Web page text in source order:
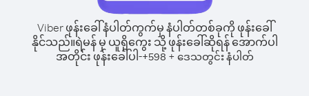
Viber ဖုန်းခေါ်နံပါတ်ကွက်မှ နံပါတ်တစ်ခုကို ဖုန်းခေါ်
နိုင်သည်။ရဲမန် မှ ယူရိုကွေး သို့ ဖုန်းခေါ်ဆိုရန် အောက်ပါ
အတိုင်း ဖုန်းခေါ်ပါ-+598 + ဒေသတွင်း နံပါတ်